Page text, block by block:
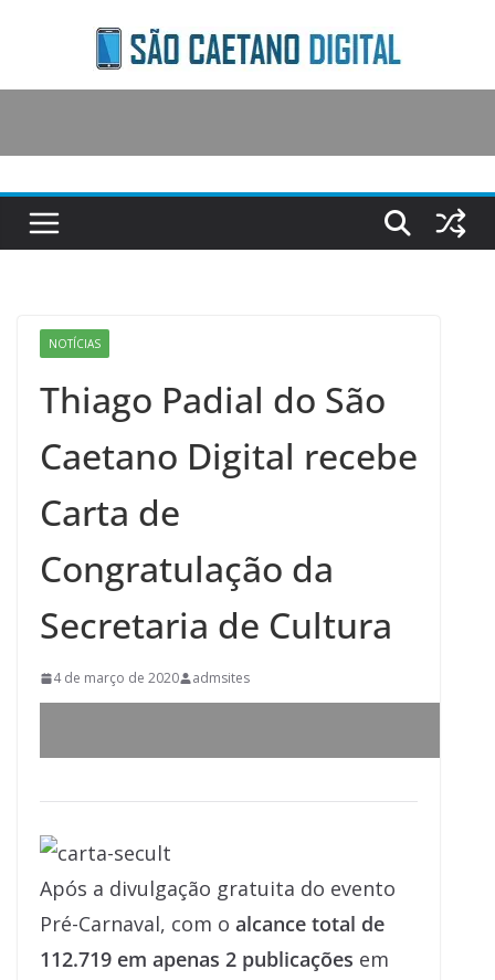
content
NOTÍCIAS
Thiago Padial do São
Caetano Digital recebe
Carta de
Congratulação da
Secretaria de Cultura
4 de março de 2020 admsites
Após a divulgação gratuita do evento
Pré-Carnaval, com o alcance total de
112.719 em apenas 2 publicações em